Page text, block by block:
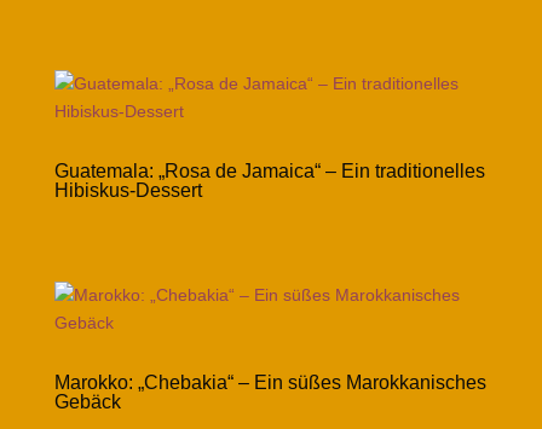
Guatemala: „Rosa de Jamaica“ – Ein traditionelles
Hibiskus-Dessert
Marokko: „Chebakia“ – Ein süßes Marokkanisches
Gebäck